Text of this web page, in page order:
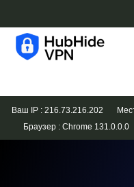
Ваш IP : 216.73.216.202
Браузер : Chrome 131.0.0.0